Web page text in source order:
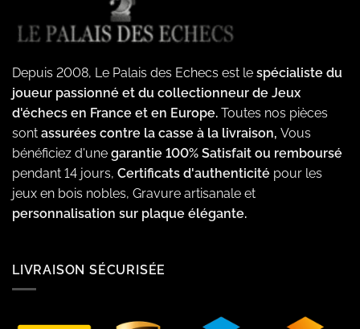
Depuis 2008, Le Palais des Echecs est le spécialiste du
joueur passionné et du collectionneur de Jeux
d'échecs en France et en Europe. Toutes nos pièces
sont assurées contre la casse à la livraison, Vous
bénéficiez d'une garantie 100% Satisfait ou remboursé
pendant 14 jours, Certificats d'authenticité pour les
jeux en bois nobles, Gravure artisanale et
personnalisation sur plaque élégante.
LIVRAISON SÉCURISÉE